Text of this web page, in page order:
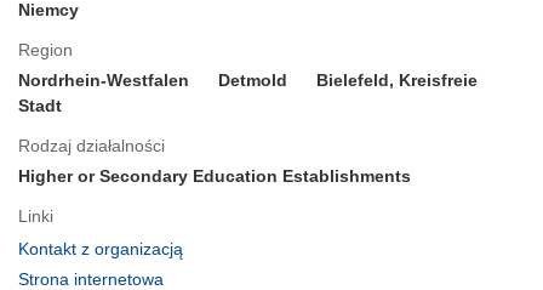
Niemcy
Region
Nordrhein-Westfalen
Detmold
Bielefeld, Kreisfreie
Stadt
Rodzaj działalności
Higher or Secondary Education Establishments
Linki
Kontakt z organizacją
Strona internetowa